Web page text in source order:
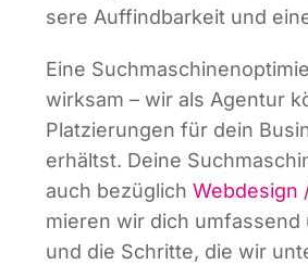
se­re Auf­find­bar­keit und
Eine
wirk­sam – wir als Agen­tur
Plat­zie­run­gen für dein
erhältst. Dei­ne
auch bezüg­lich Web­de­sign
mie­ren wir dich umfas­send
und die Schrit­te, die wir